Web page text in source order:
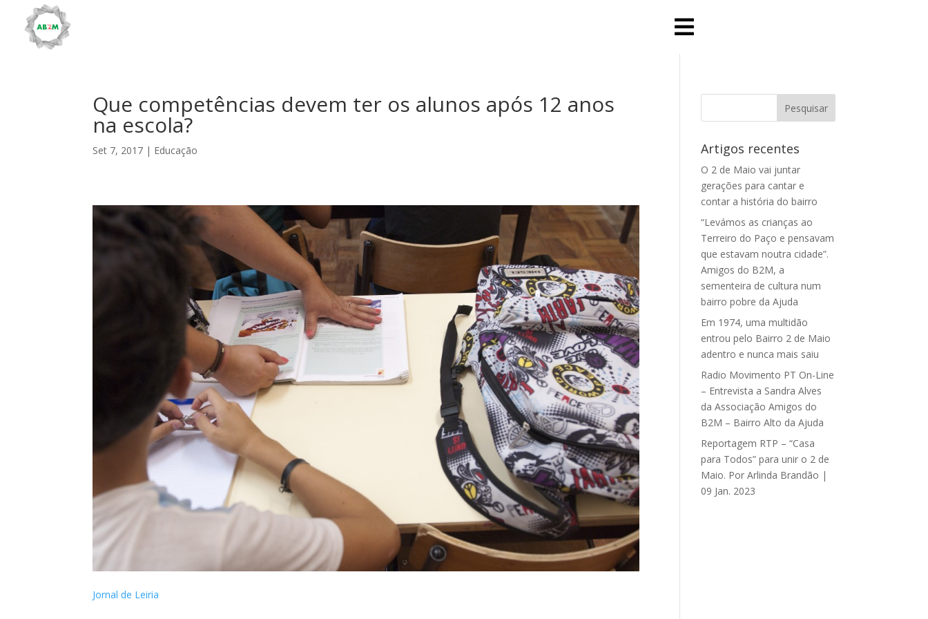

Que competências devem ter os alunos após 12 anos
na escola?
Set 7, 2017 | Educação
Jornal de Leiria
Artigos recentes
O 2 de Maio vai juntar
gerações para cantar e
contar a história do bairro
“Levámos as crianças ao
Terreiro do Paço e pensavam
que estavam noutra cidade”.
Amigos do B2M, a
sementeira de cultura num
bairro pobre da Ajuda
Em 1974, uma multidão
entrou pelo Bairro 2 de Maio
adentro e nunca mais saiu
Radio Movimento PT On-Line
– Entrevista a Sandra Alves
da Associação Amigos do
B2M – Bairro Alto da Ajuda
Reportagem RTP – “Casa
para Todos” para unir o 2 de
Maio. Por Arlinda Brandão |
09 Jan. 2023